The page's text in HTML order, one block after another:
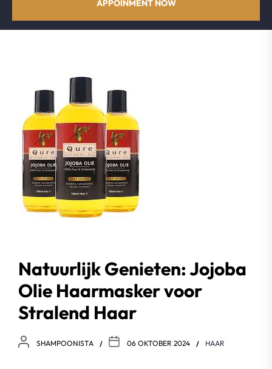
APPOINMENT NOW
Natuurlijk Genieten: Jojoba
Olie Haarmasker voor
Stralend Haar
SHAMPOONISTA 06 OKTOBER 2024 HAAR